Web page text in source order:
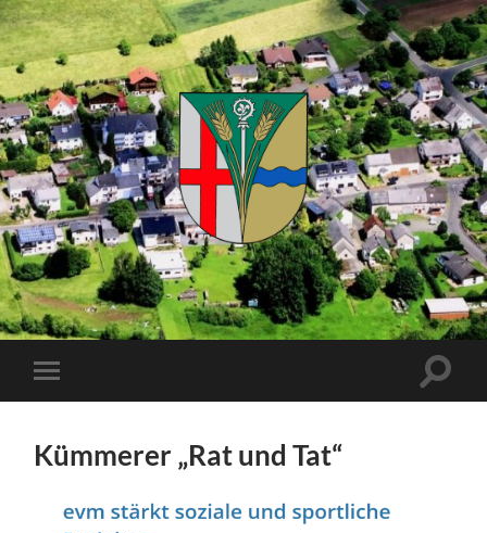
Kuhnhöfen
Mobile-
Menü
Kümmerer „Rat und Tat“